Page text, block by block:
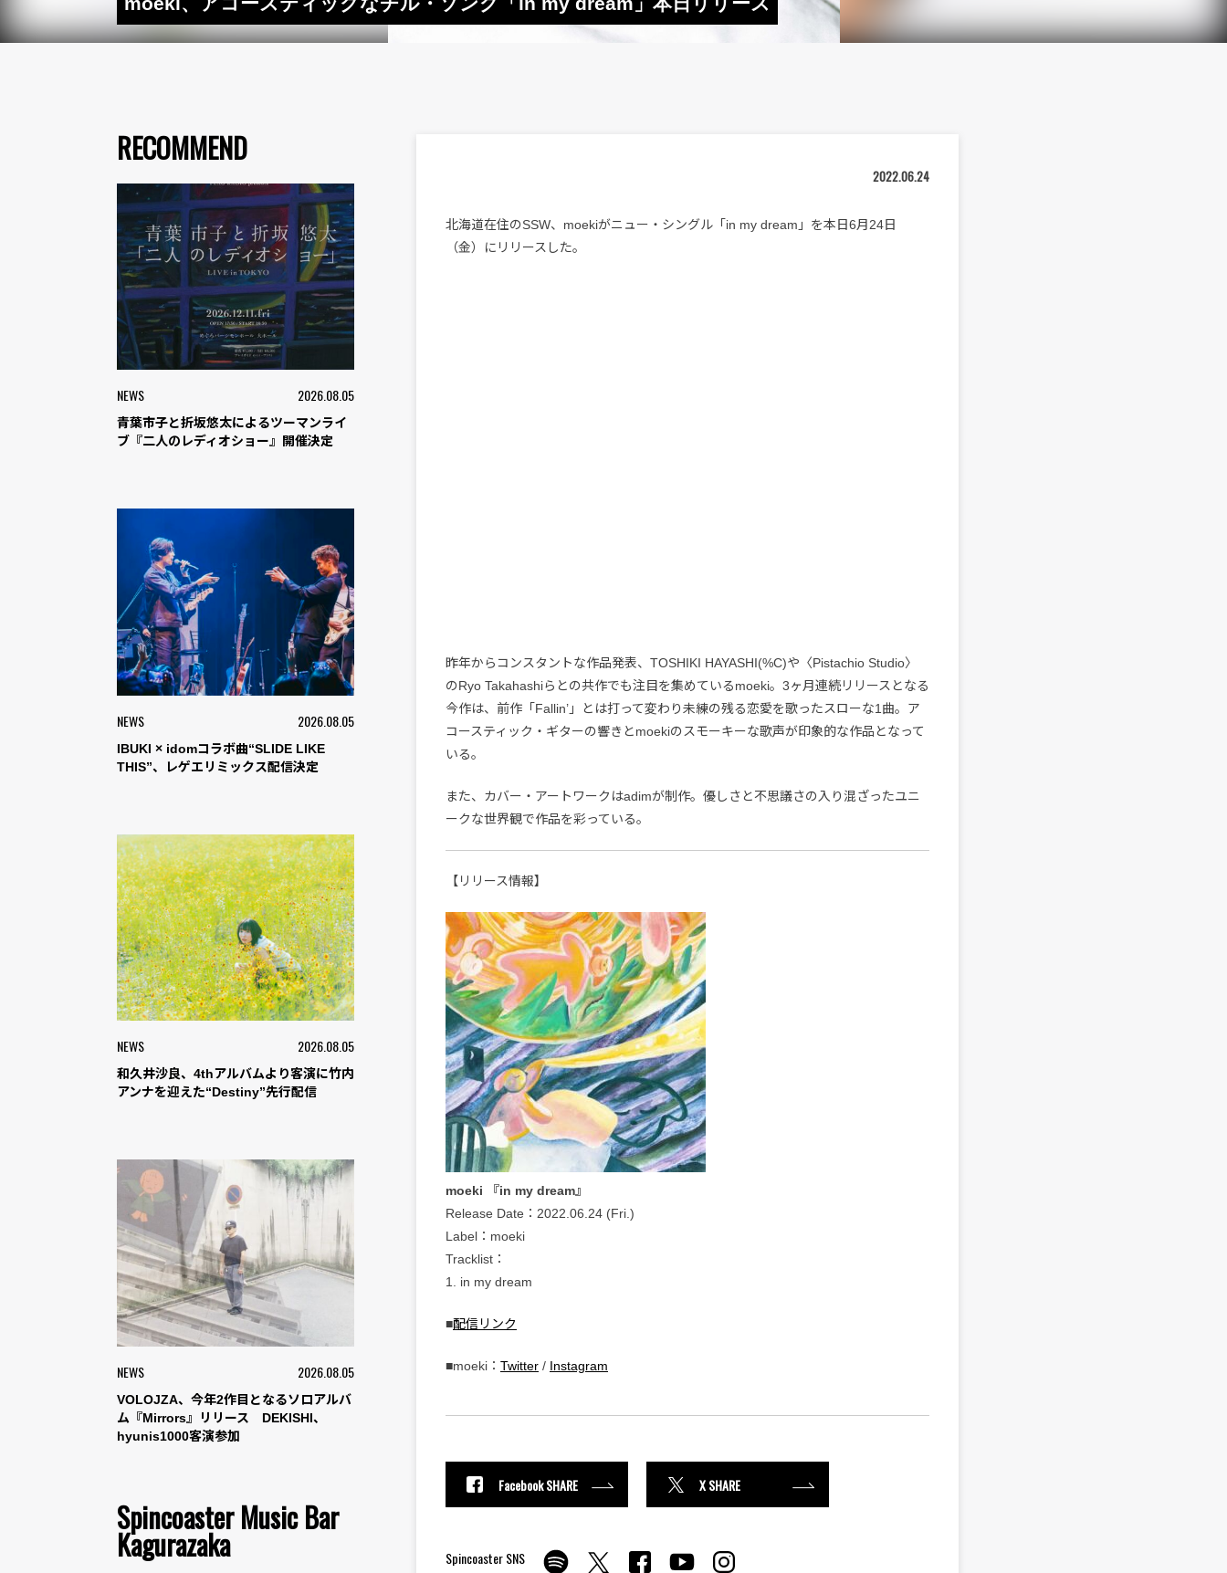
RECOMMEND
NEWS 2026.08.05
青葉市子と折坂悠太によるツーマンライ
ブ『二人のレディオショー』開催決定
NEWS 2026.08.05
IBUKI × idomコラボ曲“SLIDE LIKE
THIS”、レゲエリミックス配信決定
NEWS 2026.08.05
和久井沙良、4thアルバムより客演に竹内
アンナを迎えた“Destiny”先行配信
NEWS 2026.08.05
VOLOJZA、今年2作目となるソロアルバ
ム『Mirrors』リリース DEKISHI、
hyunis1000客演参加
Spincoaster Music Bar
Kagurazaka
2022.06.24
北海道在住のSSW、moekiがニュー・シングル「in my dream」を本日6月24日
（金）にリリースした。
昨年からコンスタントな作品発表、TOSHIKI HAYASHI(%C)や〈Pistachio Studio〉
のRyo Takahashiらとの共作でも注目を集めているmoeki。3ヶ月連続リリースとなる
今作は、前作「Fallin’」とは打って変わり未練の残る恋愛を歌ったスローな1曲。ア
コースティック・ギターの響きとmoekiのスモーキーな歌声が印象的な作品となって
いる。
また、カバー・アートワークはadimが制作。優しさと不思議さの入り混ざったユニ
ークな世界観で作品を彩っている。
【リリース情報】
moeki 『in my dream』
Release Date：2022.06.24 (Fri.)
Label：moeki
Tracklist：
1. in my dream
■配信リンク
■moeki： Twitter / Instagram
Facebook SHARE X SHARE
Spincoaster SNS